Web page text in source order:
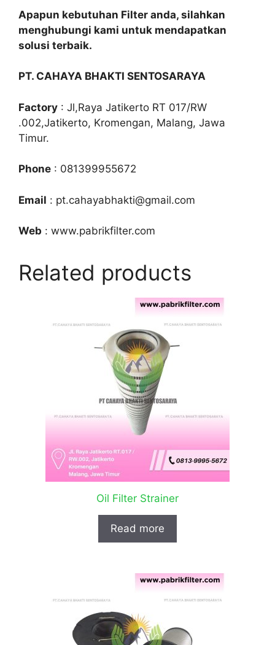
Apapun kebutuhan Filter anda, silahkan
menghubungi kami untuk mendapatkan
solusi terbaik.
PT. CAHAYA BHAKTI SENTOSARAYA
Factory : Jl,Raya Jatikerto RT 017/RW
.002,Jatikerto, Kromengan, Malang, Jawa
Timur.
Phone : 081399955672
Email : pt.cahayabhakti@gmail.com
Web : www.pabrikfilter.com
Related products
Oil Filter Strainer
Read more